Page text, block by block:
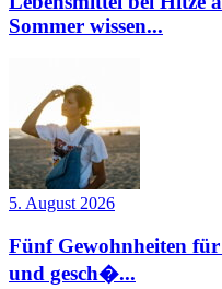
Sommer wissen...
5. August 2026
Fünf Gewohnheiten für
und gesch�...